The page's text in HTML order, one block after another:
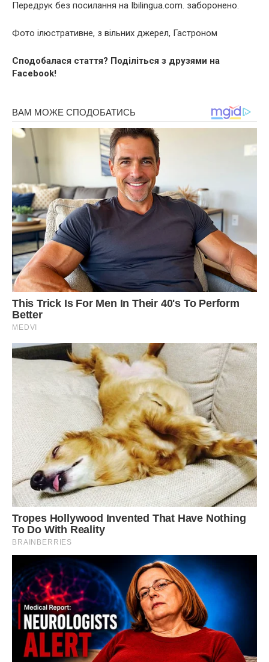
Передрук без посилання на Ibilingua.com. заборонено.
Фото ілюстративне, з вільних джерел, Гастроном
Сподобалася стаття? Поділіться з друзями на
Facebook!